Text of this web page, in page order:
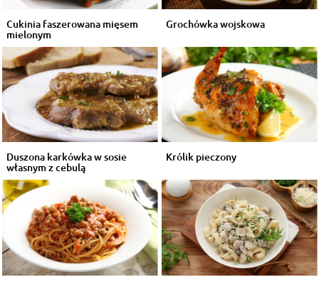
Cukinia faszerowana mięsem
mielonym
Grochówka wojskowa
Duszona karkówka w sosie
własnym z cebulą
Królik pieczony